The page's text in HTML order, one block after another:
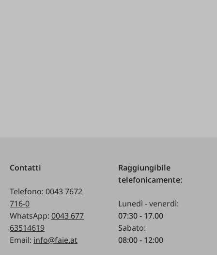
Contatti
Telefono: 0043 7672
716-0
WhatsApp: 0043 677
63514619
Email: info@faie.at
Raggiungibile
telefonicamente:
Lunedì - venerdì:
07:30 - 17.00
Sabato:
08:00 - 12:00